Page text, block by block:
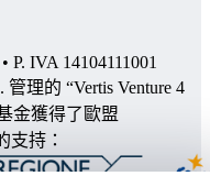
P. IVA 14104111001
理的 “Vertis Venture 4
金獲得了歐盟
支持：